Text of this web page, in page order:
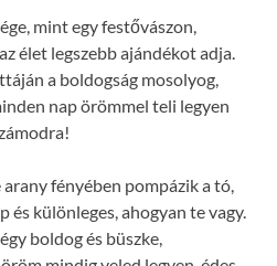
mint egy festővászon,
élet legszebb ajándékot adja.
a boldogság mosolyog,
nap örömmel teli legyen
fényében pompázik a tó,
és különleges, ahogyan te vagy.
boldog és büszke,